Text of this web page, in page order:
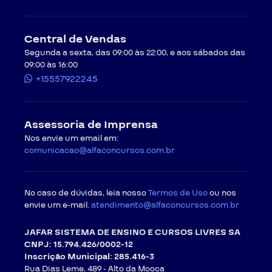
Central de Vendas
Segunda a sexta, das 09:00 às 22:00, e aos sábados das
09:00 às 16:00
+15557922245
Assessoria de Imprensa
Nos envie um email em:
comunicacao@alfaconcursos.com.br
No caso de dúvidas, leia nossoTermos de Usoou nos
envie um e-mail.atendimento@alfaconcursos.com.br
JAFAR SISTEMA DE ENSINO E CURSOS LIVRES SA
CNPJ: 15.794.426/0002-12
Inscrição Municipal: 285.416-3
Rua Dias Leme, 489 - Alto da Mooca